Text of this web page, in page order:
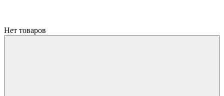
Нет товаров